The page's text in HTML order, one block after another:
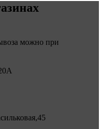
можно при